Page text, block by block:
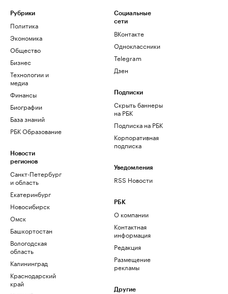
Рубрики
Политика
Экономика
Общество
Бизнес
Технологии и
медиа
Финансы
Биографии
База знаний
РБК Образование
Новости
регионов
Санкт-Петербург
и область
Екатеринбург
Новосибирск
Омск
Башкортостан
Вологодская
область
Калининград
Краснодарский
край
Социальные
сети
ВКонтакте
Одноклассники
Telegram
Дзен
Подписки
Скрыть баннеры
на РБК
Подписка на РБК
Корпоративная
подписка
Уведомления
RSS Новости
РБК
О компании
Контактная
информация
Редакция
Размещение
рекламы
Другие